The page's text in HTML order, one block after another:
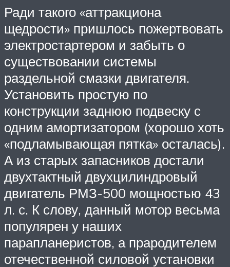
Ради такого «аттракциона
щедрости» пришлось пожертвовать
электростартером и забыть о
существовании системы
раздельной смазки двигателя.
Установить простую по
конструкции заднюю подвеску с
одним амортизатором (хорошо хоть
«подламывающая пятка» осталась).
А из старых запасников достали
двухтактный двухцилиндровый
двигатель РМЗ-500 мощностью 43
л. с. К слову, данный мотор весьма
популярен у наших
парапланеристов, а прародителем
отечественной силовой установки